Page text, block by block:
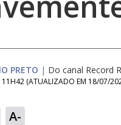
PRETO | Do canal Record
11H42 (ATUALIZADO EM 18/07/
A-